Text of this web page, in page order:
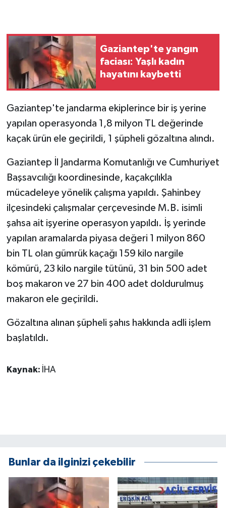
Gaziantep'te yangın
faciası: Yaşlı kadın
hayatını kaybetti
Gaziantep'te jandarma ekiplerince bir iş yerine
yapılan operasyonda 1,8 milyon TL değerinde
kaçak ürün ele geçirildi, 1 şüpheli gözaltına alındı.
Gaziantep İl Jandarma Komutanlığı ve Cumhuriyet
Başsavcılığı koordinesinde, kaçakçılıkla
mücadeleye yönelik çalışma yapıldı. Şahinbey
ilçesindeki çalışmalar çerçevesinde M.B. isimli
şahsa ait işyerine operasyon yapıldı. İş yerinde
yapılan aramalarda piyasa değeri 1 milyon 860
bin TL olan gümrük kaçağı 159 kilo nargile
kömürü, 23 kilo nargile tütünü, 31 bin 500 adet
boş makaron ve 27 bin 400 adet doldurulmuş
makaron ele geçirildi.
Gözaltına alınan şüpheli şahıs hakkında adli işlem
başlatıldı.
Kaynak: İHA
Bunlar da ilginizi çekebilir
Gayrimenkul
GENEL
Güvenlik
HABERDE İNSAN
İNSAN
İş Dünyası
Jandarma
Kadın
KÜLTÜR SANAT
MAGAZİN
Otomobil
TEKNOLOJİ
Turizm